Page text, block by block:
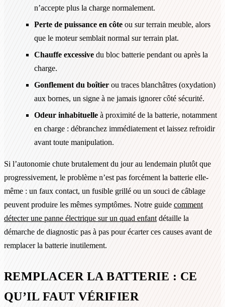
n’accepte plus la charge normalement.
Perte de puissance en côte ou sur terrain meuble, alors
que le moteur semblait normal sur terrain plat.
Chauffe excessive du bloc batterie pendant ou après la
charge.
Gonflement du boîtier ou traces blanchâtres (oxydation)
aux bornes, un signe à ne jamais ignorer côté sécurité.
Odeur inhabituelle à proximité de la batterie, notamment
en charge : débranchez immédiatement et laissez refroidir
avant toute manipulation.
Si l’autonomie chute brutalement du jour au lendemain plutôt que
progressivement, le problème n’est pas forcément la batterie elle-
même : un faux contact, un fusible grillé ou un souci de câblage
peuvent produire les mêmes symptômes. Notre guide comment
détecter une panne électrique sur un quad enfant détaille la
démarche de diagnostic pas à pas pour écarter ces causes avant de
remplacer la batterie inutilement.
REMPLACER LA BATTERIE : CE
QU’IL FAUT VÉRIFIER